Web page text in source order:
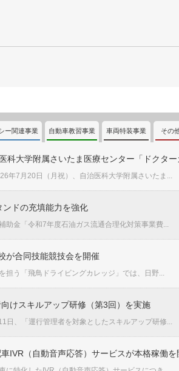
ー関連事業 自動車教習事業 車両特装事業 その
科大学附属さいたま医療センター「ドクタ
年7月20日（月祝）、自治医科大学附属さいたま...
ドの充填能力を強化
助金「令和7年度石油ガス流通合理化対策事業費...
が合同技能競技会を開催
担う「飛鳥ドライビングカレッジ」では、日野...
けスキルアップ研修（第3回）を実施
日、「運行管理者を対象としたスキルアップ研修...
IVR（自動音声応答）サービスが本格稼働を